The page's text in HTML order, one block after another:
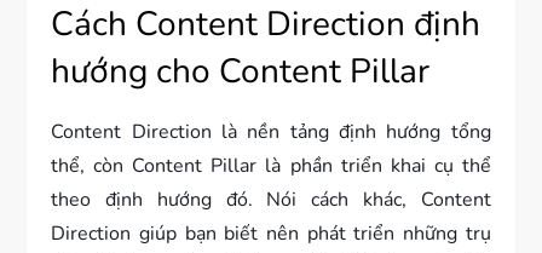
Cách Content Direction định
hướng cho Content Pillar
Content Direction là nền tảng định hướng tổng
thể, còn Content Pillar là phần triển khai cụ thể
theo định hướng đó. Nói cách khác, Content
Direction giúp bạn biết nên phát triển những trụ